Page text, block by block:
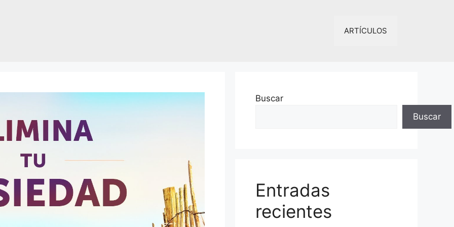
ARTÍCULOS
Buscar
Buscar
Entradas
recientes